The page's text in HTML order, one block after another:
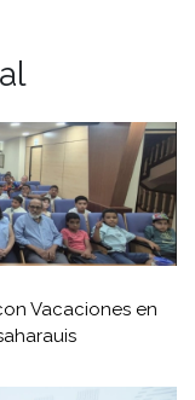
Vacaciones en